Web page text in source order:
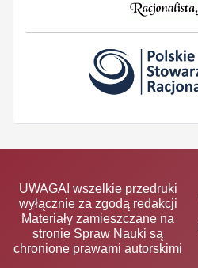
UWAGA! wszelkie przedruki
wyłącznie za zgodą redakcji
Materiały zamieszczane na
stronie Spraw Nauki są
chronione prawami autorskimi